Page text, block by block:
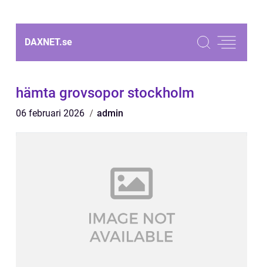
DAXNET.se
hämta grovsopor stockholm
06 februari 2026 admin